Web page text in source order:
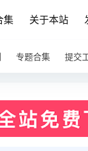
集 关于本站
专题合集 提交